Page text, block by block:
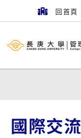
回首頁
國際交流